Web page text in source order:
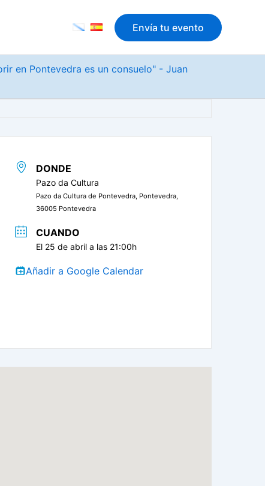
Envía tu evento
en Pontevedra es un consuelo" - Juan
DONDE
Pazo da Cultura
Pazo da Cultura de Pontevedra, Pontevedra,
36005 Pontevedra
CUANDO
El 25 de abril a las 21:00h
Añadir a Google Calendar